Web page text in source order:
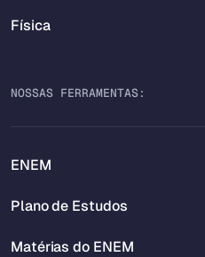
Física
NOSSAS FERRAMENTAS:
ENEM
Plano de Estudos
Matérias do ENEM